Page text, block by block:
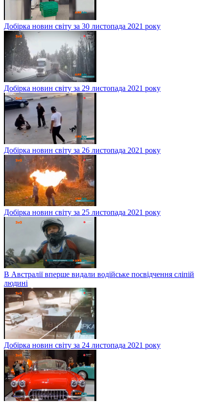
Добірка новин світу за 30 листопада 2021 року
Добірка новин світу за 29 листопада 2021 року
Добірка новин світу за 26 листопада 2021 року
Добірка новин світу за 25 листопада 2021 року
В Австралії вперше видали водійське посвідчення сліпій
людині
Добірка новин світу за 24 листопада 2021 року